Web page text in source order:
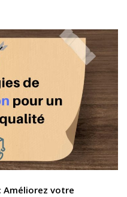
Améliorez votre